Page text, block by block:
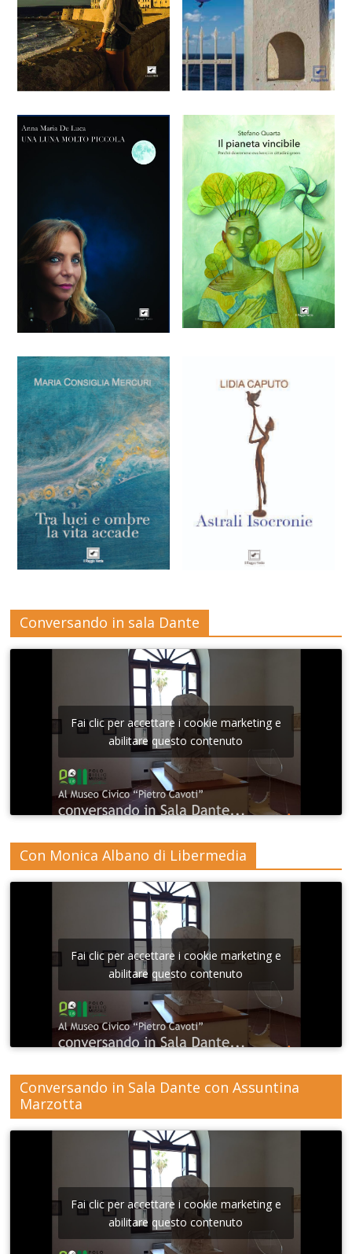
Conversando in sala Dante
Fai clic per accettare i cookie marketing e
abilitare questo contenuto
Con Monica Albano di Libermedia
Fai clic per accettare i cookie marketing e
abilitare questo contenuto
Conversando in Sala Dante con Assuntina
Marzotta
Fai clic per accettare i cookie marketing e
abilitare questo contenuto